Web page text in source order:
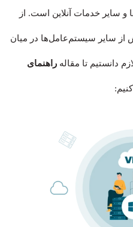
و سایر خدمات آنلاین است. از
از سایر سیستم‌عامل‌ها در میان
دانستیم تا مقاله راهنمای